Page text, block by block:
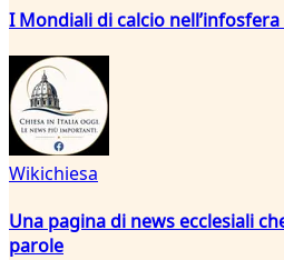
I Mondiali di calcio nell’infosfera
Wikichiesa
Una pagina di news ecclesiali
parole